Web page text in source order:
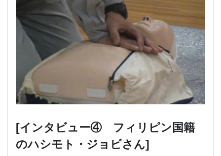
[インタビュー④ フィリピン国籍
のハシモト・ジョビさん]